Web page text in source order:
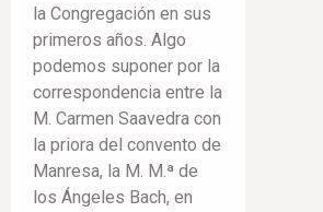
la Congregación en sus
primeros años. Algo
podemos suponer por la
correspondencia entre la
M. Carmen Saavedra con
la priora del convento de
Manresa, la M. M.ª de
los Ángeles Bach, en